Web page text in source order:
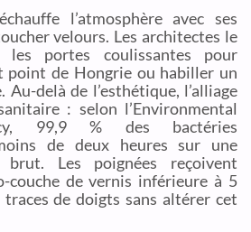
l’atmosphère avec ses
velours. Les architectes le
les portes coulissantes pour
point de Hongrie ou habiller un
Au-delà de l’esthétique, l’alliage
: selon l’Environmental
99,9 % des bactéries
de deux heures sur une
Les poignées reçoivent
couche de vernis inférieure à 5
de doigts sans altérer cet